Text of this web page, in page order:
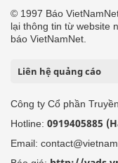
© 1997 Báo
lại thông tin từ website
báo VietNamNet.
Liên hệ quảng cáo
Công ty Cổ phần
Hotline: 0919405885
Email: